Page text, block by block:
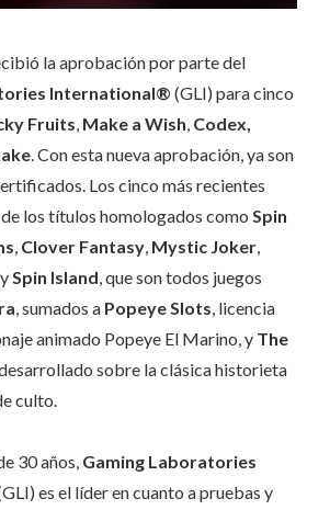
la aprobación por parte del
International® (GLI) para cinco
Fruits Make a Wish Codex,
. Con esta nueva aprobación, ya son
Los cinco más recientes
los títulos homologados como Spin
Clover Fantasy Mystic Joker
y Spin Island , que son todos juegos
, sumados a Popeye Slots , licencia
animado Popeye El Marino, y The
desarrollado sobre la clásica historieta
culto.
30 años, Gaming Laboratories
es el líder en cuanto a pruebas y